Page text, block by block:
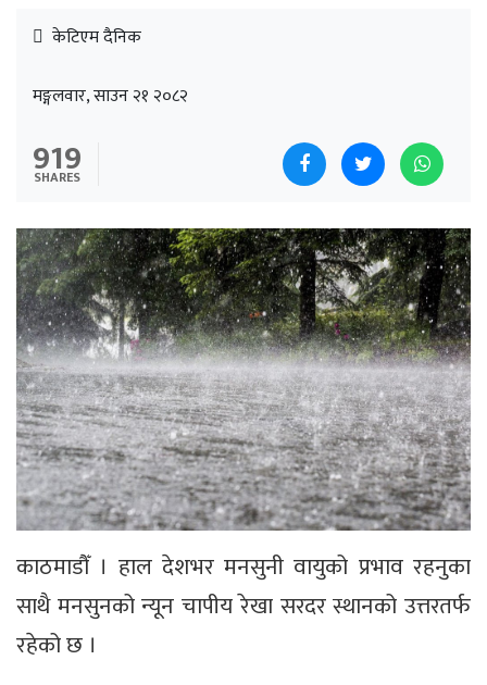
केटिएम दैनिक
मङ्गलवार, साउन २१ २०८२
919
SHARES
काठमाडौँ । हाल देशभर मनसुनी वायुको प्रभाव रहनुका
साथै मनसुनको न्यून चापीय रेखा सरदर स्थानको उत्तरतर्फ
रहेको छ ।